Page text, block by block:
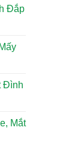
Đắp
Đình
Mắt